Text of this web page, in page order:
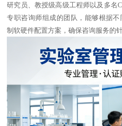
研究员、教授级高级工程师以及多名
专职咨询师组成的团队，能够根据
制软硬件配置方案，确保咨询服务的